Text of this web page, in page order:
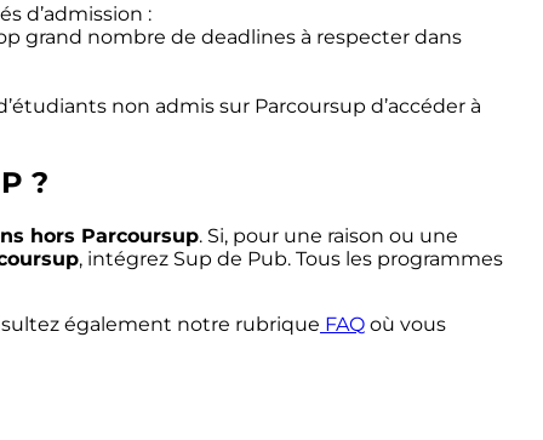
d’admission :
grand nombre de deadlines à respecter dans
non admis sur Parcoursup d’accéder à
?
hors Parcoursup. Si, pour une raison ou une
, intégrez Sup de Pub. Tous les programmes
également notre rubrique FAQ où vous